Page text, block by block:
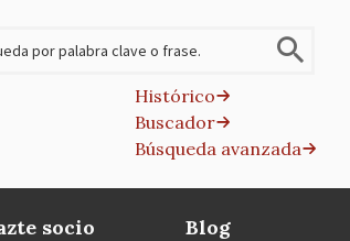
Histórico
Buscador
Búsqueda avanzada
socio Blog